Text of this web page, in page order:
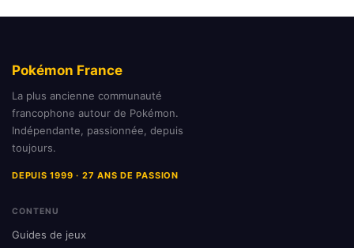
Pokémon France
La plus ancienne communauté
francophone autour de Pokémon.
Indépendante, passionnée, depuis
toujours.
DEPUIS 1999 · 27 ANS DE PASSION
CONTENU
Guides de jeux